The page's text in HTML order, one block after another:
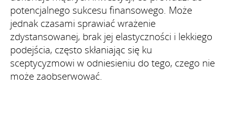
potencjalnego sukcesu finansowego. Może
jednak czasami sprawiać wrażenie
zdystansowanej, brak jej elastyczności i lekkiego
podejścia, często skłaniając się ku
sceptycyzmowi w odniesieniu do tego, czego nie
może zaobserwować.